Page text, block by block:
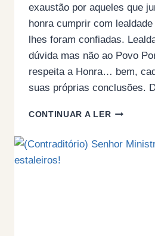
exaustão por aqueles que
honra cumprir com
lhes foram confiadas.
dúvida mas não ao Povo
respeita a Honra… bem,
suas próprias conclusões.
CONTINUAR A LERAS